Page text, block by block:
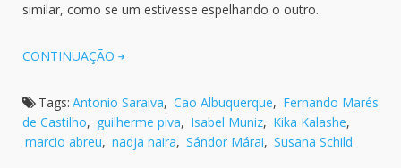
similar, como se um estivesse espelhando o outro.
CONTINUAÇÃO
Tags: Antonio Saraiva, Cao Albuquerque, Fernando Marés
de Castilho, guilherme piva, Isabel Muniz, Kika Kalashe,
marcio abreu, nadja naira, Sándor Márai, Susana Schild